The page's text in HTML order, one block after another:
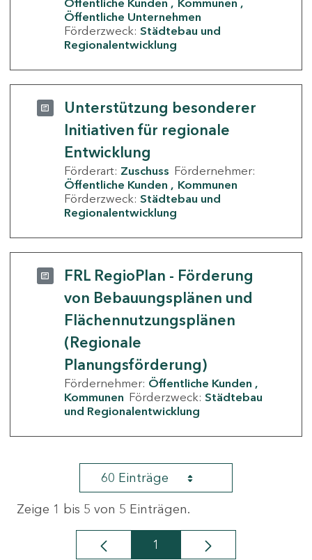
Öffentliche Kunden
Kommunen
Öffentliche Unternehmen
Förderzweck: Städtebau und
Regionalentwicklung
Unterstützung besonderer
Initiativen für regionale
Entwicklung
Förderart: Zuschuss Fördernehmer:
Öffentliche Kunden
Kommunen
Förderzweck: Städtebau und
Regionalentwicklung
FRL RegioPlan - Förderung
von Bebauungsplänen und
Flächennutzungsplänen
(Regionale
Planungsförderung)
Fördernehmer: Öffentliche Kunden
Kommunen Förderzweck: Städtebau
und Regionalentwicklung
60 Einträge
Zeige 1 bis 5 von 5 Einträgen.
Seite
1